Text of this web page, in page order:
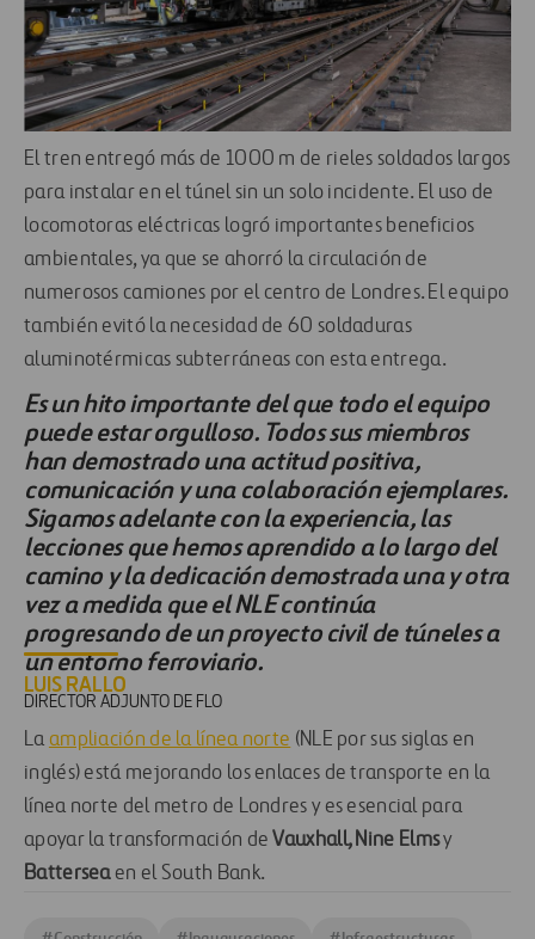
El tren entregó más de 1000 m de rieles soldados largos
para instalar en el túnel sin un solo incidente. El uso de
locomotoras eléctricas logró importantes beneficios
ambientales, ya que se ahorró la circulación de
numerosos camiones por el centro de Londres. El equipo
también evitó la necesidad de 60 soldaduras
aluminotérmicas subterráneas con esta entrega.
Es un hito importante del que todo el equipo
puede estar orgulloso. Todos sus miembros
han demostrado una actitud positiva,
comunicación y una colaboración ejemplares.
Sigamos adelante con la experiencia, las
lecciones que hemos aprendido a lo largo del
camino y la dedicación demostrada una y otra
vez a medida que el NLE continúa
progresando de un proyecto civil de túneles a
un entorno ferroviario.
LUIS RALLO
DIRECTOR ADJUNTO DE FLO
La ampliación de la línea norte (NLE por sus siglas en
inglés) está mejorando los enlaces de transporte en la
línea norte del metro de Londres y es esencial para
apoyar la transformación de Vauxhall, Nine Elmsy
Batterseaen el South Bank.